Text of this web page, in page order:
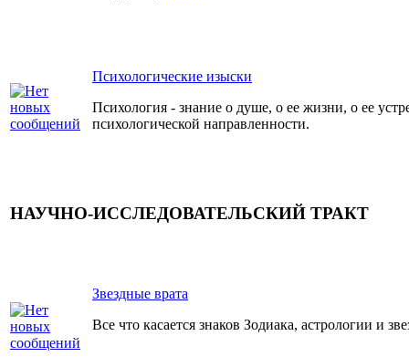
Психологические изыски
Психология - знание о душе, о ее жизни, о ее
психологической направленности.
НАУЧНО-ИССЛЕДОВАТЕЛЬСКИЙ ТРАКТ
Звездные врата
Все что касается знаков Зодиака, астрологии и